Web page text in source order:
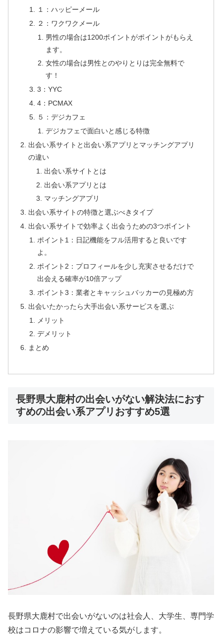
１：ハッピーメール
２：ワクワクメール
男性の場合は1200ポイントがポイントがもらえ
ます。
女性の場合は男性とのやりとりは完全無料で
す！
3：YYC
4：PCMAX
５：デジカフェ
デジカフェで面白いと感じる特徴
出会い系サイトと出会い系アプリとマッチングアプリ
の違い
出会い系サイトとは
出会い系アプリとは
マッチングアプリ
出会い系サイトの特徴と選ぶべきタイプ
出会い系サイトで効率よく出会うための3つポイント
ポイント1：日記機能をフル活用すると良いです
よ。
ポイント2：プロフィールを少し充実させるだけで
出会える確率が10倍アップ
ポイント3：業者とキャッシュバッカーの見極め方
出会いたかったら大手出会い系サービスを選ぶ
メリット
デメリット
まとめ
長野県大鹿村の出会いがない解決法におす
すめの出会い系アプリおすすめ5選
長野県大鹿村で出会いがないのは社会人、大学生、専門学
校はコロナの影響で増えている気がします。